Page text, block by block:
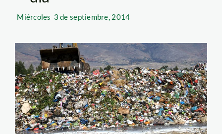
Miércoles 3 de septiembre, 2014